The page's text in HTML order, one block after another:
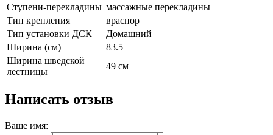
Ступени-перекладины массажные перекладины
Тип крепления
враспор
Тип установки ДСК
Домашний
Ширина (см)
83.5
Ширина шведской
лестницы
49 см
Написать отзыв
Ваше имя: